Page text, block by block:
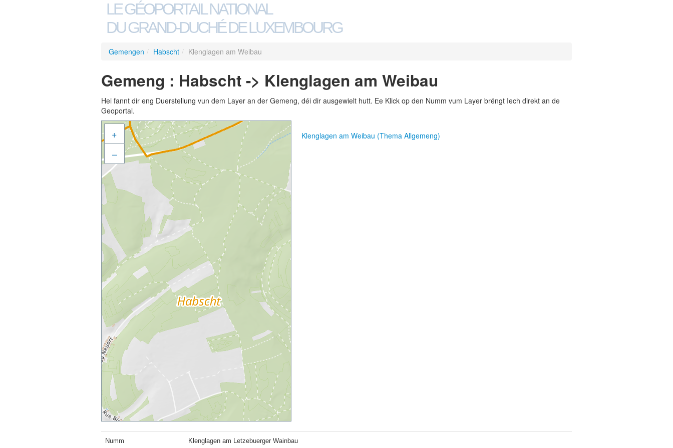
LE GÉOPORTAIL NATIONAL
DU GRAND-DUCHÉ DE LUXEMBOURG
Gemengen / Habscht / Klenglagen am Weibau
Gemeng : Habscht -> Klenglagen am Weibau
Hei fannt dir eng Duerstellung vun dem Layer an der Gemeng, déi dir ausgewielt hutt. Ee Klick op den Numm vum Layer brëngt Iech direkt an de
Geoportal.
+
–
Klenglagen am Weibau (Thema Allgemeng)
Numm Klenglagen am Letzebuerger Wainbau